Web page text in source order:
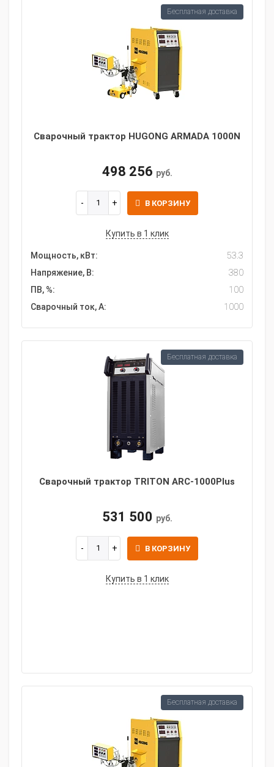
Сварочный трактор HUGONG ARMADA 1000N
498 256 руб.
В КОРЗИНУ
Купить в 1 клик
Мощность, кВт:
53.3
Напряжение, В:
380
ПВ, %:
100
Сварочный ток, А:
1000
Бесплатная доставка
Сварочный трактор TRITON ARC-1000Plus
531 500 руб.
В КОРЗИНУ
Купить в 1 клик
Бесплатная доставка
Бесплатная доставка